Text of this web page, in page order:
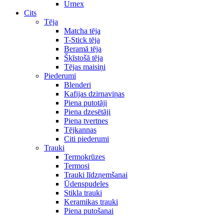
Urnex
Cits
Tēja
Matcha tēja
T-Stick tēja
Beramā tēja
Šķīstošā tēja
Tējas maisiņi
Piederumi
Blenderi
Kafijas dzirnaviņas
Piena putotāji
Piena dzesētāji
Piena tvertnes
Tējkannas
Citi piederumi
Trauki
Termokrūzes
Termosi
Trauki līdzņemšanai
Ūdenspudeles
Stikla trauki
Keramikas trauki
Piena putošanai